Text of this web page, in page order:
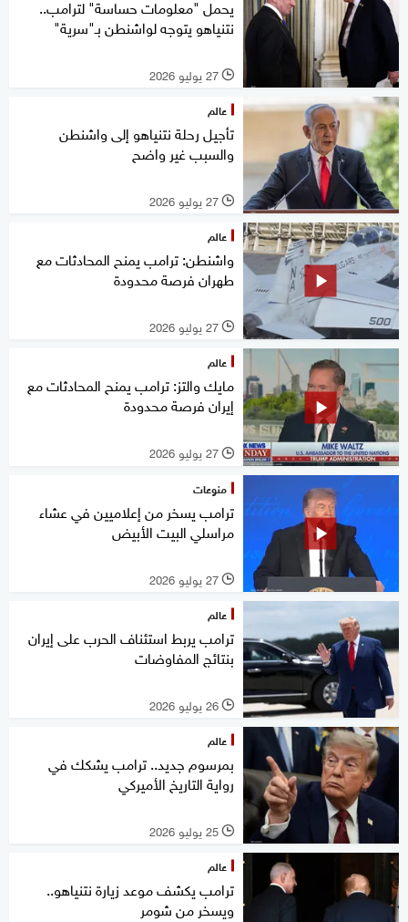
يحمل "معلومات حساسة" لترامب..
نتنياهو يتوجه لواشنطن بـ"سرية"
l 27 يوليو 2026
عالم
تأجيل رحلة نتنياهو إلى واشنطن
والسبب غير واضح
l 27 يوليو 2026
عالم
واشنطن: ترامب يمنح المحادثات مع
طهران فرصة محدودة
l 27 يوليو 2026
عالم
مايك والتز: ترامب يمنح المحادثات مع
إيران فرصة محدودة
l 27 يوليو 2026
منوعات
ترامب يسخر من إعلاميين في عشاء
مراسلي البيت الأبيض
l 27 يوليو 2026
عالم
ترامب يربط استئناف الحرب على إيران
بنتائج المفاوضات
l 26 يوليو 2026
عالم
بمرسوم جديد.. ترامب يشكك في
رواية التاريخ الأميركي
l 25 يوليو 2026
عالم
ترامب يكشف موعد زيارة نتنياهو..
ويسخر من شومر